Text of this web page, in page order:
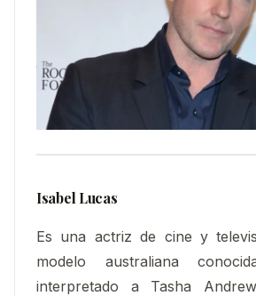
Isabel Lucas
Es una actriz de cine y
modelo australiana
interpretado a Tasha